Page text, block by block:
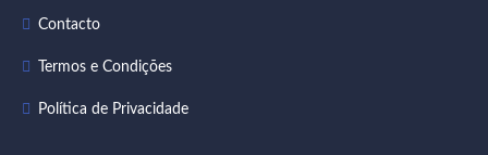
Contacto
Termos e Condições
Política de Privacidade